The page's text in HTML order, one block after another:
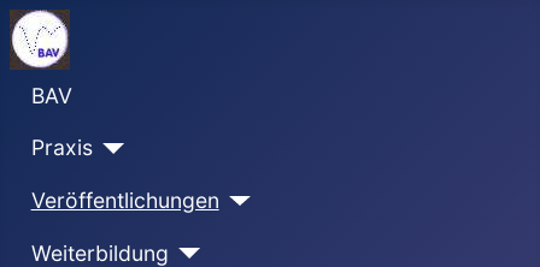
BAV
Praxis
Veröffentlichungen
Weiterbildung